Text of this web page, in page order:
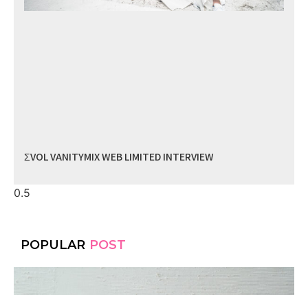
ΣVOL VANITYMIX WEB LIMITED INTERVIEW
POPULAR POST